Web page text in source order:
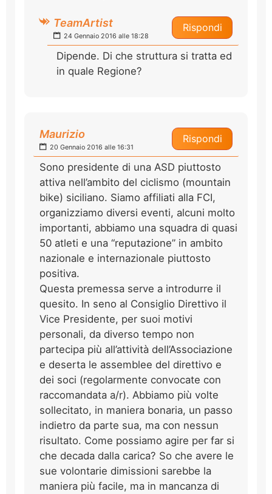
Rispondi
TeamArtist
24 Gennaio 2016 alle 18:28
Dipende. Di che struttura si tratta ed
in quale Regione?
Rispondi
Maurizio
20 Gennaio 2016 alle 16:31
Sono presidente di una ASD piuttosto
attiva nell’ambito del ciclismo (mountain
bike) siciliano. Siamo affiliati alla FCI,
organizziamo diversi eventi, alcuni molto
importanti, abbiamo una squadra di quasi
50 atleti e una “reputazione” in ambito
nazionale e internazionale piuttosto
positiva.
Questa premessa serve a introdurre il
quesito. In seno al Consiglio Direttivo il
Vice Presidente, per suoi motivi
personali, da diverso tempo non
partecipa più all’attività dell’Associazione
e deserta le assemblee del direttivo e
dei soci (regolarmente convocate con
raccomandata a/r). Abbiamo più volte
sollecitato, in maniera bonaria, un passo
indietro da parte sua, ma con nessun
risultato. Come possiamo agire per far si
che decada dalla carica? So che avere le
sue volontarie dimissioni sarebbe la
maniera più facile, ma in mancanza di